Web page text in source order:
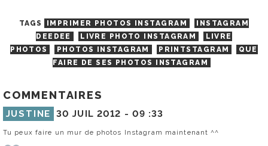
TAGS IMPRIMER PHOTOS INSTAGRAM
INSTAGRAM
DEEDEE
LIVRE PHOTO INSTAGRAM
LIVRE
PHOTOS
PHOTOS INSTAGRAM PRINTSTAGRAM
QUE
FAIRE DE SES PHOTOS INSTAGRAM
COMMENTAIRES
JUSTINE 30 JUIL 2012 - 09 :33
Tu peux faire un mur de photos Instagram maintenant ^^